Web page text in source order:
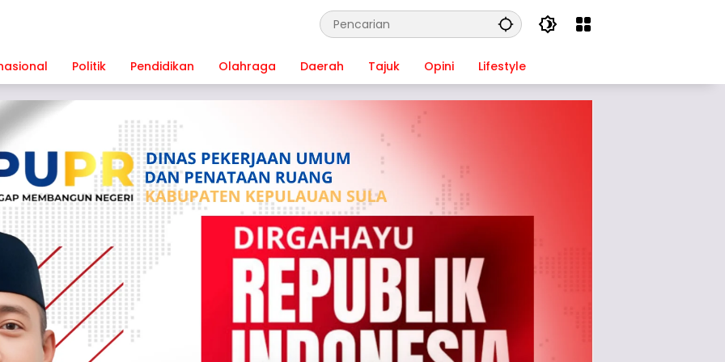
Politik Pendidikan Olahraga Daerah Tajuk Opini Lifestyle